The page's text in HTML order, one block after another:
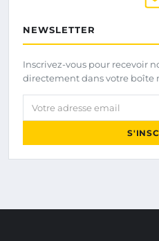
NEWSLETTER
Inscrivez-vous pour recevoir
directement dans votre boîte
Votre adresse email